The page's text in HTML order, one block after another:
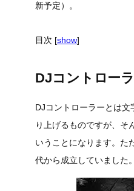
新予定）。
目次 [show]
DJコントロー
DJコントローラーとは
り上げるものですが、そ
いうことになります。た
代から成立していました。